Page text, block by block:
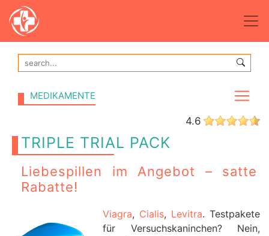
MEDIKAMENTE
TRIPLE TRIAL PACK
Liebespillen im Angebot – satte
Rabatte!
Viagra, Cialis, Levitra. Testpakete
für Versuchskaninchen? Nein,
4.6